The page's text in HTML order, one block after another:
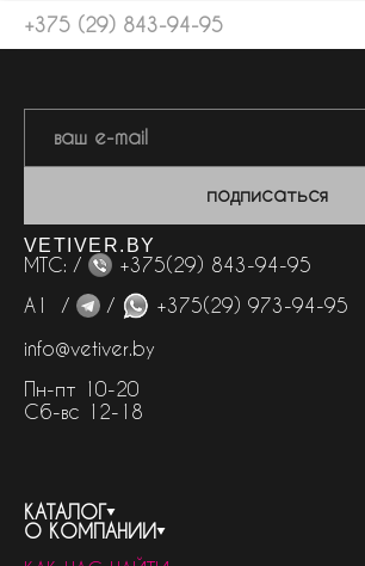
+375 (29) 843-94-95
подписаться
VETIVER.BY
МТС: /
+375(29) 843-94-95
А1 /
/
+375(29) 973-94-95
info@vetiver.by
Пн-пт 10-20
Сб-вс 12-18
КАТАЛОГ
О КОМПАНИИ